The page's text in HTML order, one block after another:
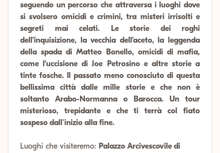
seguendo un percorso che attraversa i luoghi dove
si svolsero omicidi e crimini, tra misteri irrisolti e
segreti mai celati. Le storie dei roghi
dell’inquisizione, la vecchia dell’aceto, la leggenda
della spada di Matteo Bonello, omicidi di mafia,
come l’uccisione di Joe Petrosino e altre storie a
tinte fosche. Il passato meno conosciuto di questa
bellissima città dalle mille storie e che non è
soltanto Arabo-Normanna o Barocca. Un tour
misterioso, trepidante e che ti terrà col fiato
sospeso dall'inizio alla fine.
Luoghi che visiteremo: Palazzo Arcivescovile di